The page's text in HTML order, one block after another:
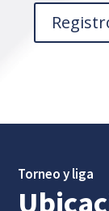
Torneo y liga